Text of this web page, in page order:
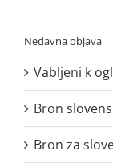
Nedavna objava
Vabljeni k
Bron
Bron za